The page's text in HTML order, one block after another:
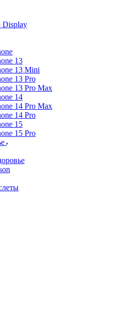
Display
13
13 Mini
13 Pro
13 Pro Max
14
14 Pro Max
14 Pro
15
15 Pro